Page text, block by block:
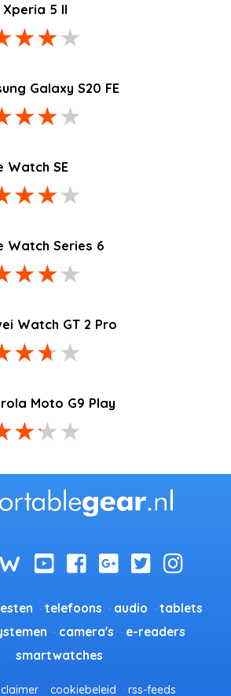
Xperia 5 II
Galaxy S20 FE
Watch SE
Watch Series 6
Watch GT 2 Pro
Moto G9 Play
telefoons audio
tablets
camera's
e-readers
smartwatches
cookiebeleid rss-feeds